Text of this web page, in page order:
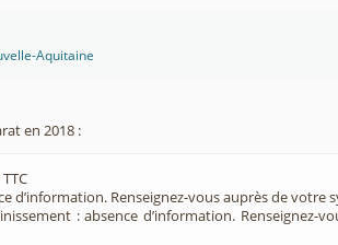
Aquitaine
en 2018 :
TTC
d’information. Renseignez-vous auprès de votre
: absence d’information. Renseignez-